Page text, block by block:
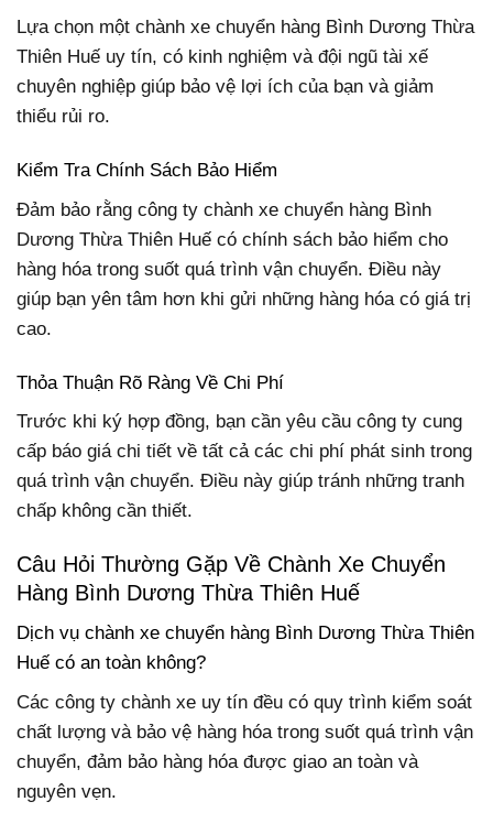
Lựa chọn một chành xe chuyển hàng Bình Dương Thừa
Thiên Huế uy tín, có kinh nghiệm và đội ngũ tài xế
chuyên nghiệp giúp bảo vệ lợi ích của bạn và giảm
thiểu rủi ro.
Kiểm Tra Chính Sách Bảo Hiểm
Đảm bảo rằng công ty chành xe chuyển hàng Bình
Dương Thừa Thiên Huế có chính sách bảo hiểm cho
hàng hóa trong suốt quá trình vận chuyển. Điều này
giúp bạn yên tâm hơn khi gửi những hàng hóa có giá trị
cao.
Thỏa Thuận Rõ Ràng Về Chi Phí
Trước khi ký hợp đồng, bạn cần yêu cầu công ty cung
cấp báo giá chi tiết về tất cả các chi phí phát sinh trong
quá trình vận chuyển. Điều này giúp tránh những tranh
chấp không cần thiết.
Câu Hỏi Thường Gặp Về Chành Xe Chuyển
Hàng Bình Dương Thừa Thiên Huế
Dịch vụ chành xe chuyển hàng Bình Dương Thừa Thiên
Huế có an toàn không?
Các công ty chành xe uy tín đều có quy trình kiểm soát
chất lượng và bảo vệ hàng hóa trong suốt quá trình vận
chuyển, đảm bảo hàng hóa được giao an toàn và
nguyên vẹn.